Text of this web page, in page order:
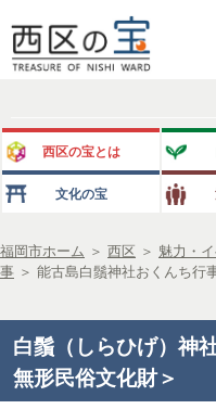
西区の宝とは
文化の宝
福岡市ホーム ＞ 西区 ＞ 魅力・
事 ＞ 能古島白鬚神社おくんち行
白鬚（しらひげ）
無形民俗文化財＞